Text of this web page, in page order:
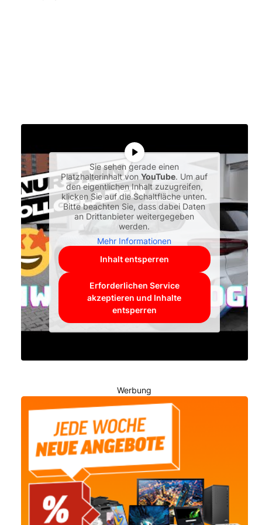
Sie sehen gerade einen
Platzhalterinhalt vonYouTube. Um auf
den eigentlichen Inhalt zuzugreifen,
klicken Sie auf die Schaltfläche unten.
Bitte beachten Sie, dass dabei Daten
an Drittanbieter weitergegeben
werden.
Mehr Informationen
Inhalt entsperren
Erforderlichen Service
akzeptieren und Inhalte
entsperren
Werbung